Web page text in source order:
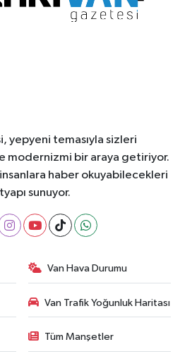
yepyeni temasıyla sizleri
modernizmi bir araya getiriyor.
haber okuyabilecekleri
sunuyor.
Van Hava Durumu
Van Trafik Yoğunluk Haritası
Tüm Manşetler